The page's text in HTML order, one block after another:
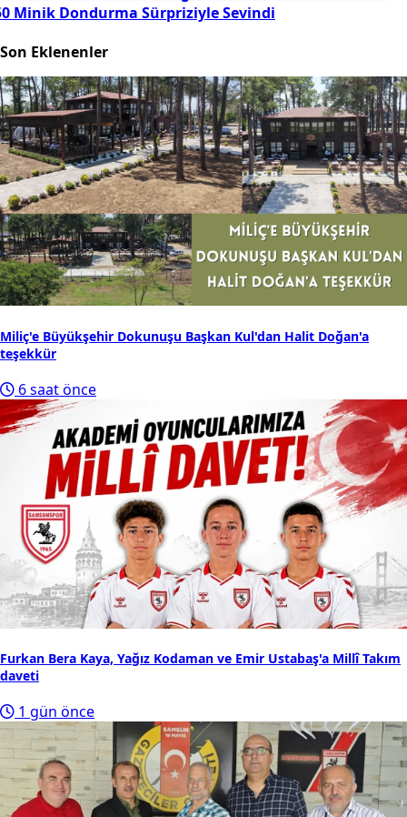
Minik Dondurma Sürpriziyle Sevindi
Son Eklenenler
Miliç'e Büyükşehir Dokunuşu Başkan Kul'dan Halit Doğan'a
teşekkür
6 saat önce
Furkan Bera Kaya, Yağız Kodaman ve Emir Ustabaş'a Millî Takım
daveti
1 gün önce